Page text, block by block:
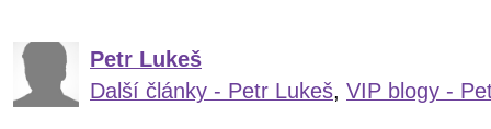
Petr Lukeš
Další články - Petr Lukeš, VIP blogy -